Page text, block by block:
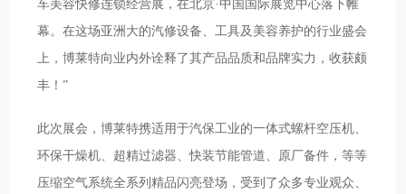
车美容快修连锁经营展，在北京·中国国际展览中心落下帷
幕。在这场亚洲大的汽修设备、工具及美容养护的行业盛会
上，博莱特向业内外诠释了其产品品质和品牌实力，收获颇
丰！”
此次展会，博莱特携适用于汽保工业的一体式螺杆空压机、
环保干燥机、超精过滤器、快装节能管道、原厂备件，等等
压缩空气系统全系列精品闪亮登场，受到了众多专业观众、